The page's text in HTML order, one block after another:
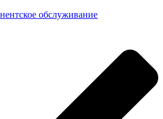
обслуживание